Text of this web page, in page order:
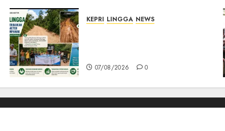
KEPRI LINGGA NEWS
07/08/2026 0